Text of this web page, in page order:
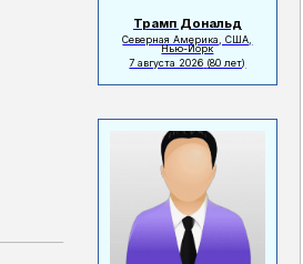
Трамп Дональд
Северная Америка, США,
Нью-Йорк
7 августа 2026 (80 лет)